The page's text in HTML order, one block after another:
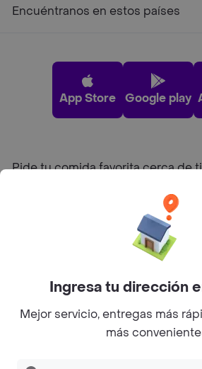
Encuéntranos en estos países
App Store Google play
Pide tu comida favorita cerca de ti
Sobre Rappi
Facebook
Twitter
Ingresa tu dirección
Mejor servicio, entregas más
más